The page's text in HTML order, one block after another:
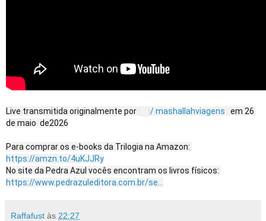
Live transmitida originalmente por / mashallahviagens
em 26
de maio  de2026
https://amzn.to/4uKJJRy
https://www.pedrazuleditora.com.br/se...
Raffafust às 22:27